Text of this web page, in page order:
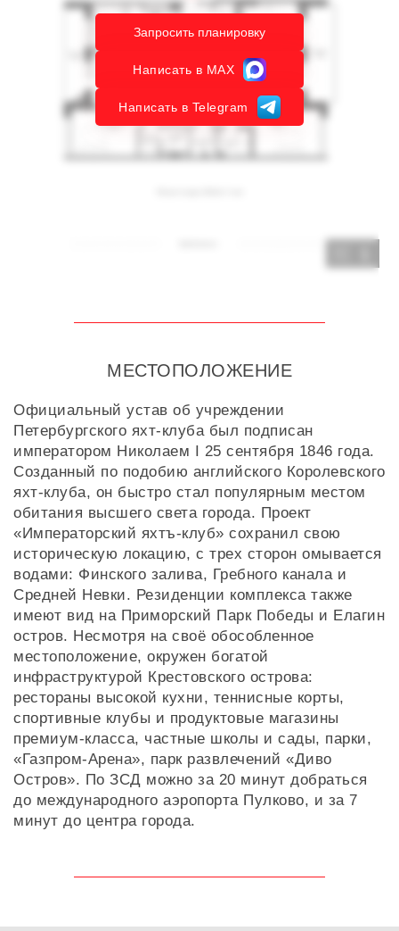
Запросить планировку
Написать в MAX
Написать в Telegram
МЕСТОПОЛОЖЕНИЕ
Официальный устав об учреждении
Петербургского яхт-клуба был подписан
императором Николаем I 25 сентября 1846 года.
Созданный по подобию английского Королевского
яхт-клуба, он быстро стал популярным местом
обитания высшего света города. Проект
«Императорский яхтъ-клуб» сохранил свою
историческую локацию, с трех сторон омывается
водами: Финского залива, Гребного канала и
Средней Невки. Резиденции комплекса также
имеют вид на Приморский Парк Победы и Елагин
остров. Несмотря на своё обособленное
местоположение, окружен богатой
инфраструктурой Крестовского острова:
рестораны высокой кухни, теннисные корты,
спортивные клубы и продуктовые магазины
премиум-класса, частные школы и сады, парки,
«Газпром-Арена», парк развлечений «Диво
Остров». По ЗСД можно за 20 минут добраться
до международного аэропорта Пулково, и за 7
минут до центра города.